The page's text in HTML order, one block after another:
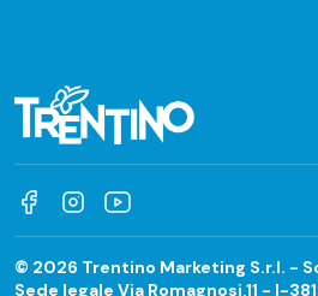
© 2026 Trentino Marketing S.r.l. -
Sede legale Via Romagnosi,11 - I-